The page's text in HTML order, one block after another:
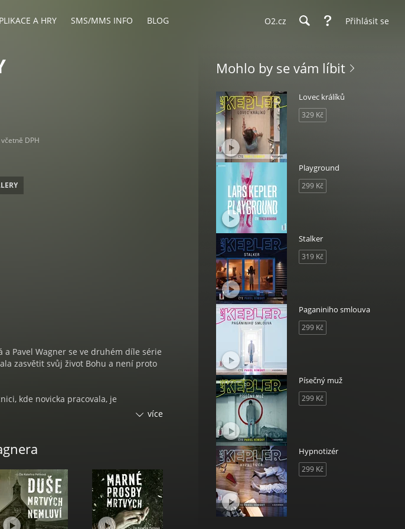
A HRY SMS/MMS INFO BLOG O2.cz Přihlásit se
DPH
Pavel Wagner se ve druhém díle série
zasvětit svůj život Bohu a není proto
kde novicka pracovala, je
a Anny, která ke všem pracovním
narodila v Brně. Během Pražského
Věnuje se především romantickým
do několika cizích jazyků. Největší
a Wagnerovi.
více
Mohlo by se vám líbit
Lovec králíků
329 Kč
Playground
299 Kč
Stalker
319 Kč
Paganiniho smlouva
299 Kč
Písečný muž
299 Kč
Hypnotizér
299 Kč